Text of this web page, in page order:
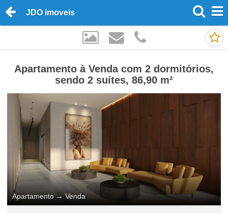
JDO imoveis
Apartamento à Venda com 2 dormitórios,
sendo 2 suítes, 86,90 m²
Apartamento →Venda